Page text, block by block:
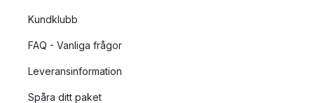
Kundklubb
FAQ - Vanliga frågor
Leveransinformation
Spåra ditt paket